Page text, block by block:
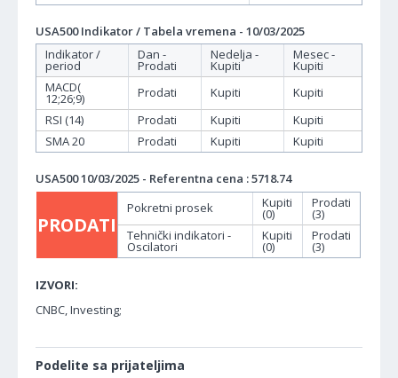
USA500 Indikator / Tabela vremena - 10/03/2025
Indikator /
period
Dan -
Prodati
Nedelja -
Kupiti
Mesec -
Kupiti
MACD(
12;26;9) Prodati Kupiti
Kupiti
RSI (14)
Prodati Kupiti
Kupiti
SMA 20
Prodati Kupiti Kupiti
USA500 10/03/2025 - Referentna cena : 5718.74
PRODATI
Pokretni prosek Kupiti
(0)
Prodati
(3)
Tehnički indikatori -
Oscilatori
Kupiti
(0)
Prodati
(3)
IZVORI:
CNBC, Investing;
Podelite sa prijateljima